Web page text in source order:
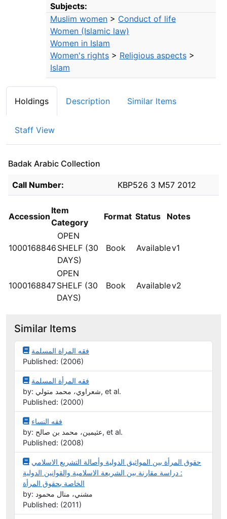
Subjects:
Muslim women > Conduct of life
Women (Islamic law)
Women in Islam
Women's rights > Religious aspects >
Islam
Holdings Description Similar Items
Staff View
Badak Arabic Collection
Holdings details from Badak Arabic Collection
Call Number: KBP526 3 M57 2012
Accession
Item
Category
Format Status Notes
1000168846
OPEN
SHELF (30
DAYS)
Book Availablev1
1000168847
OPEN
SHELF (30
DAYS)
Book Availablev2
Similar Items
فقه المراة المسلمة
Published: (2006)
فقه المرأة المسلمة
by: شعراوي، محمد متولي, et al.
Published: (2000)
فقه النساء
by: عثيمين، محمد بن صالح, et al.
Published: (2008)
حقوق المرأة بين المواثيق الدولية وأصالة التشريع الاسلامي
: دراسة مقارنة بين الشريعة الاسلامية والقوانين الدولية
الخاصة بحقوق المرأة
by: مشني، منال محمود
Published: (2011)